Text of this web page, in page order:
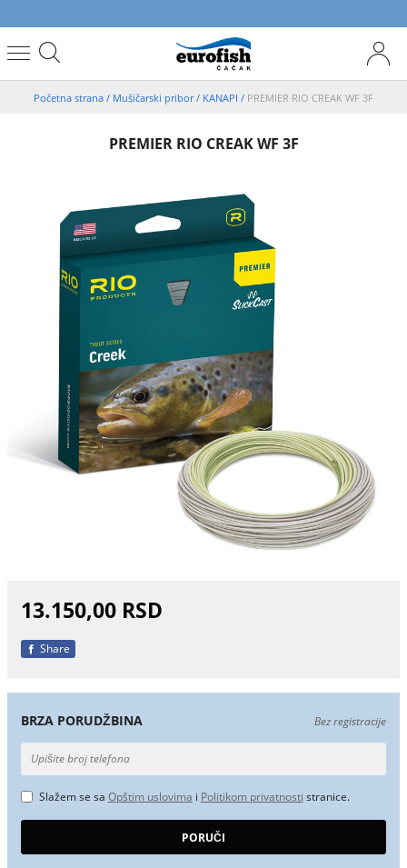
Početna strana / Mušičarski pribor/ KANAPI / PREMIER RIO CREAK WF 3F
PREMIER RIO CREAK WF 3F
13.150,00 RSD
Share
BRZA PORUDŽBINA Bez registracije
Slažem se sa Opštim uslovima i Politikom privatnosti stranice.